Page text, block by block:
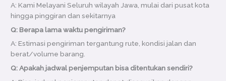
A: Kami Melayani Seluruh wilayah Jawa, mulai dari pusat kota
hingga pinggiran dan sekitarnya
Q: Berapa lama waktu pengiriman?
A: Estimasi pengiriman tergantung rute, kondisi jalan dan
berat/volume barang.
Q: Apakah jadwal penjemputan bisa ditentukan sendiri?